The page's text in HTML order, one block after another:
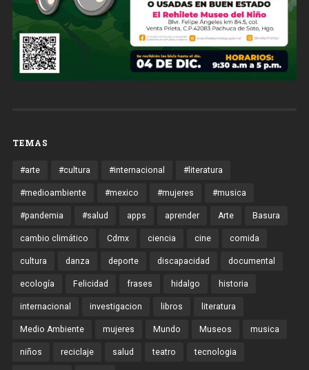
TEMAS
#arte #cultura #internacional #literatura
#medioambiente #mexico #mujeres #musica
#pandemia #salud apps aprender Arte Basura
cambio climático Cdmx ciencia cine comida
cultura danza deporte discapacidad documental
ecología Felicidad frases hidalgo historia
internacional investigacion libros literatura
Medio Ambiente mujeres Mundo Museos musica
niños reciclaje salud teatro tecnologia